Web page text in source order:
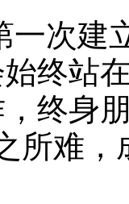
建立
终站
终身
所难